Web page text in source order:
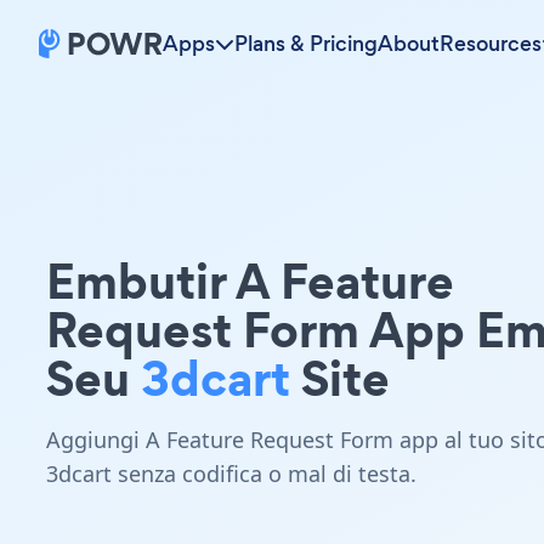
Apps Plans & PricingAboutResources
Embutir A Feature
Request Form App
Seu3dcartSite
Aggiungi A Feature Request Form app al tuo
3dcart senza codifica o mal di testa.